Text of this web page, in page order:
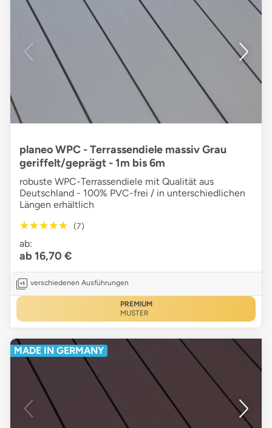
planeo WPC - Terrassendiele massiv Grau
geriffelt/geprägt - 1m bis 6m
robuste WPC-Terrassendiele mit Qualität aus
Deutschland - 100% PVC-frei / in unterschiedlichen
Längen erhältlich
★★★★★
★★★★★ (7)
ab:
ab 16,70 €
verschiedenen Ausführungen
PREMIUM
MUSTER
MADE IN GERMANY